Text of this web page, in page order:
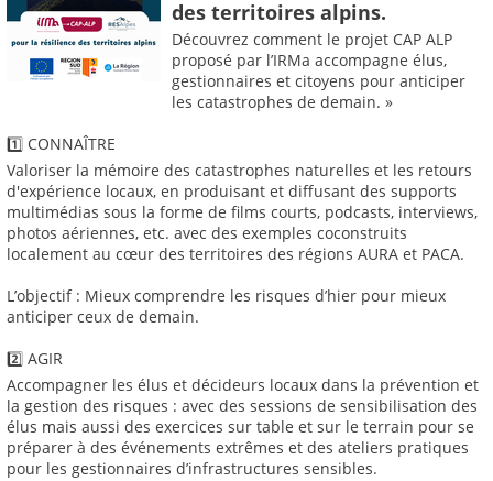
des territoires alpins.
Découvrez comment le projet CAP ALP
proposé par l’IRMa accompagne élus,
gestionnaires et citoyens pour anticiper
les catastrophes de demain. »
1️⃣ CONNAÎTRE
Valoriser la mémoire des catastrophes naturelles et les retours
d'expérience locaux, en produisant et diffusant des supports
multimédias sous la forme de films courts, podcasts, interviews,
photos aériennes, etc. avec des exemples coconstruits
localement au cœur des territoires des régions AURA et PACA.
L’objectif : Mieux comprendre les risques d’hier pour mieux
anticiper ceux de demain.
2️⃣ AGIR
Accompagner les élus et décideurs locaux dans la prévention et
la gestion des risques : avec des sessions de sensibilisation des
élus mais aussi des exercices sur table et sur le terrain pour se
préparer à des événements extrêmes et des ateliers pratiques
pour les gestionnaires d’infrastructures sensibles.